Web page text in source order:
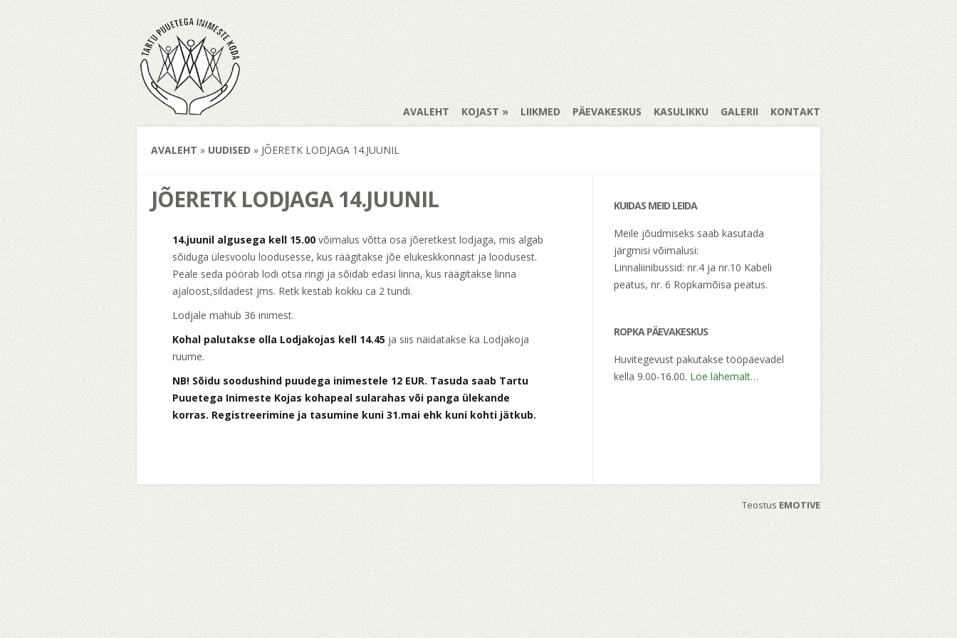
AVALEHT KOJAST LIIKMED PÄEVAKESKUS KASULIKKU GALERII KONTAKT
AVALEHT » UUDISED » JÕERETK LODJAGA 14.JUUNIL
JÕERETK LODJAGA 14.JUUNIL
14.juunil algusega kell 15.00 võimalus võtta osa jõeretkest lodjaga, mis algab
sõiduga ülesvoolu loodusesse, kus räägitakse jõe elukeskkonnast ja loodusest.
Peale seda pöörab lodi otsa ringi ja sõidab edasi linna, kus räägitakse linna
ajaloost,sildadest jms. Retk kestab kokku ca 2 tundi.
Lodjale mahub 36 inimest.
Kohal palutakse olla Lodjakojas kell 14.45 ja siis näidatakse ka Lodjakoja
ruume.
NB! Sõidu soodushind puudega inimestele 12 EUR. Tasuda saab Tartu
Puuetega Inimeste Kojas kohapeal sularahas või panga ülekande
korras. Registreerimine ja tasumine kuni 31.mai ehk kuni kohti jätkub.
KUIDAS MEID LEIDA
Meile jõudmiseks saab kasutada
järgmisi võimalusi:
Linnaliinibussid: nr.4 ja nr.10 Kabeli
peatus, nr. 6 Ropkamõisa peatus.
ROPKA PÄEVAKESKUS
Huvitegevust pakutakse tööpäevadel
kella 9.00-16.00. Loe lähemalt…
Teostus EMOTIVE